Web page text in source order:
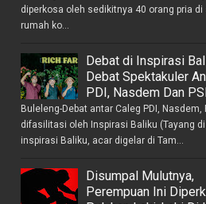
diperkosa oleh sedikitnya 40 orang pria di
rumah ko...
Debat di Inspirasi
Debat Spektakuler
PDI, Nasdem Dan
Buleleng-Debat antar Caleg PDI, Nasdem,
difasilitasi oleh Inspirasi Baliku (Tayang
inspirasi Baliku, acar digelar di Tam...
Disumpal Mulutnya,
Perempuan Ini